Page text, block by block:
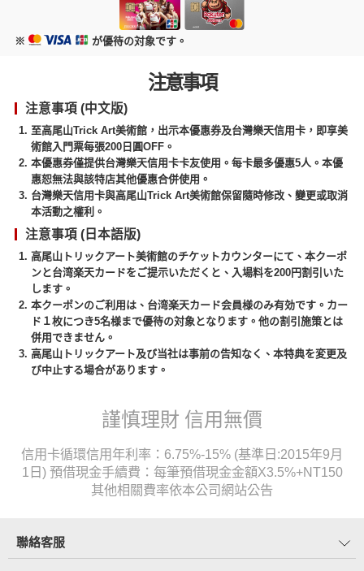
※ が優待の対象です。
注意事項
注意事項 (中文版)
至高尾山Trick Art美術館，出示本優惠券及台灣樂天信用卡，即享美
術館入門票每張200日圓OFF。
本優惠券僅提供台灣樂天信用卡卡友使用。每卡最多優惠5人。本優
惠恕無法與該特店其他優惠合併使用。
台灣樂天信用卡與高尾山Trick Art美術館保留隨時修改、變更或取消
本活動之權利。
注意事項 (日本語版)
高尾山トリックアート美術館のチケットカウンターにて、本クーポ
ンと台湾楽天カードをご提示いただくと、入場料を200円割引いた
します。
本クーポンのご利用は、台湾楽天カード会員様のみ有効です。カー
ド１枚につき5名様まで優待の対象となります。他の割引施策とは
併用できません。
高尾山トリックアート及び当社は事前の告知なく、本特典を変更及
び中止する場合があります。
謹慎理財 信用無價
信用卡循環信用年利率：6.75%-15% (基準日:2015年9月
1日) 預借現金手續費：每筆預借現金金額X3.5%+NT150
其他相關費率依本公司網站公告
聯絡客服